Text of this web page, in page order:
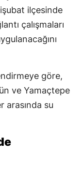
ilçesinde
çalışmaları
göre,
ve Yamaçtepe
arasında su